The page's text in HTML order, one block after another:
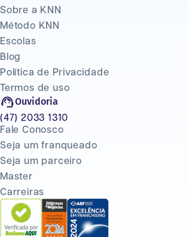
Sobre a KNN
Método KNN
Escolas
Blog
Política de Privacidade
Termos de uso
Ouvidoria
(47) 2033 1310
Fale Conosco
Seja um franqueado
Seja um parceiro
Master
Carreiras